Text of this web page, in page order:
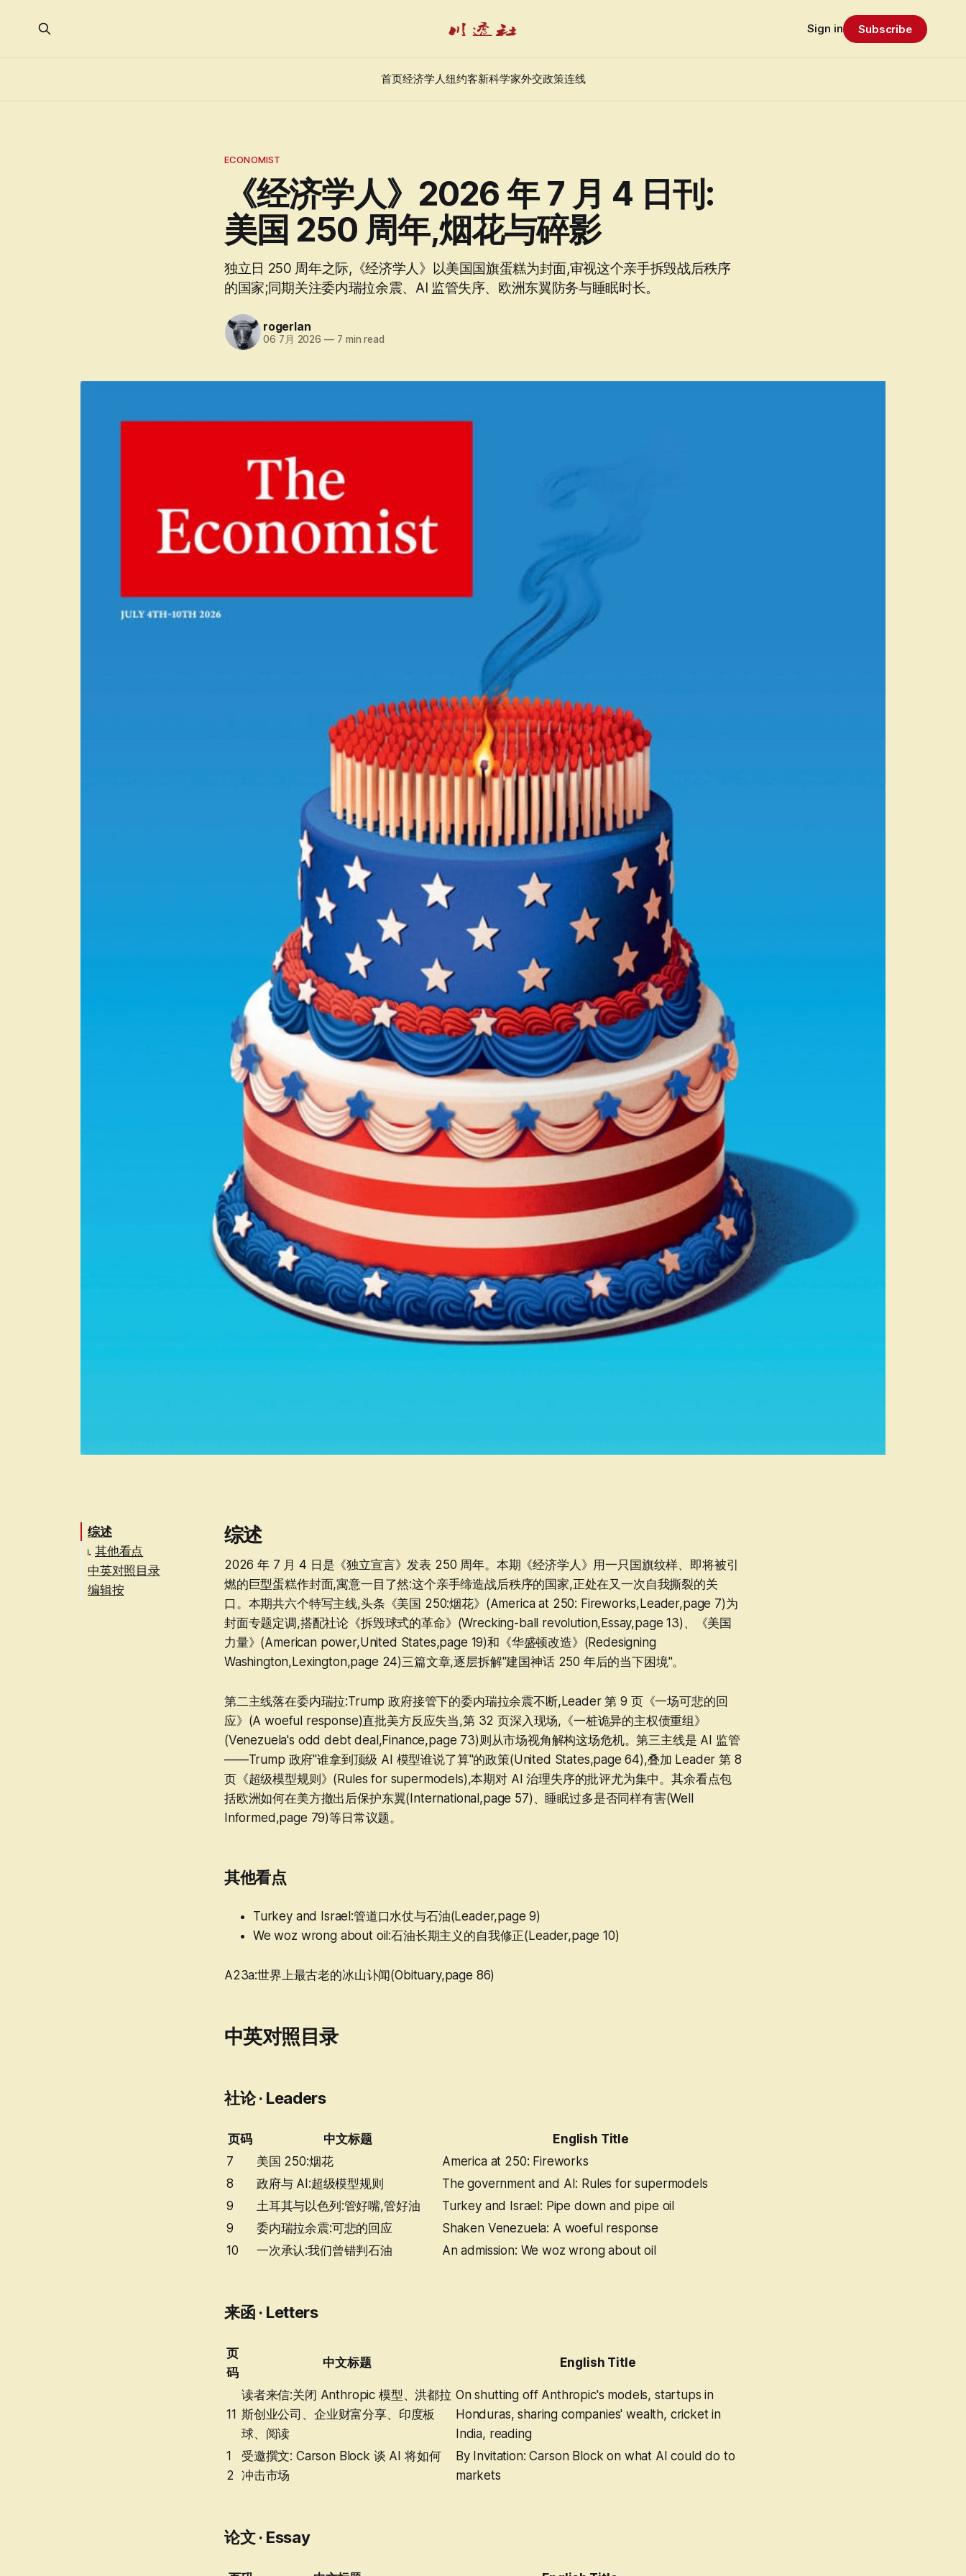
首页经济学人纽约客新科学家外交政策连线
Sign in Subscribe
ECONOMIST
《经济学人》2026 年 7 月 4 日刊:
美国 250 周年,烟花与碎影
独立日 250 周年之际,《经济学人》以美国国旗蛋糕为封面,审视这个亲手拆毁战后秩序
的国家;同期关注委内瑞拉余震、AI 监管失序、欧洲东翼防务与睡眠时长。
rogerlan
06 7月 2026 — 7 min read
综述
其他看点
中英对照目录
社论 · Leaders
编辑按
综述
2026 年 7 月 4 日是《独立宣言》发表 250 周年。本期《经济学人》用一只国旗纹样、即将被引
燃的巨型蛋糕作封面,寓意一目了然:这个亲手缔造战后秩序的国家,正处在又一次自我撕裂的关
口。本期共六个特写主线,头条《美国 250:烟花》(America at 250: Fireworks,Leader,page 7)为
封面专题定调,搭配社论《拆毁球式的革命》(Wrecking-ball revolution,Essay,page 13)、《美国
力量》(American power,United States,page 19)和《华盛顿改造》(Redesigning
Washington,Lexington,page 24)三篇文章,逐层拆解"建国神话 250 年后的当下困境"。
第二主线落在委内瑞拉:Trump 政府接管下的委内瑞拉余震不断,Leader 第 9 页《一场可悲的回
应》(A woeful response)直批美方反应失当,第 32 页深入现场,《一桩诡异的主权债重组》
(Venezuela's odd debt deal,Finance,page 73)则从市场视角解构这场危机。第三主线是 AI 监管
——Trump 政府"谁拿到顶级 AI 模型谁说了算"的政策(United States,page 64),叠加 Leader 第 8
页《超级模型规则》(Rules for supermodels),本期对 AI 治理失序的批评尤为集中。其余看点包
括欧洲如何在美方撤出后保护东翼(International,page 57)、睡眠过多是否同样有害(Well
Informed,page 79)等日常议题。
其他看点
Turkey and Israel:管道口水仗与石油(Leader,page 9)
We woz wrong about oil:石油长期主义的自我修正(Leader,page 10)
A23a:世界上最古老的冰山讣闻(Obituary,page 86)
中英对照目录
社论 · Leaders
页码 中文标题
English Title
7
美国 250:烟花
America at 250: Fireworks
8
政府与 AI:超级模型规则
The government and AI: Rules for supermodels
9
土耳其与以色列:管好嘴,管好油
Turkey and Israel: Pipe down and pipe oil
9
委内瑞拉余震:可悲的回应
Shaken Venezuela: A woeful response
10
一次承认:我们曾错判石油 An admission: We woz wrong about oil
来函 · Letters
页
码
中文标题 English Title
11
读者来信:关闭 Anthropic 模型、洪都拉
斯创业公司、企业财富分享、印度板
球、阅读
On shutting off Anthropic's models, startups in
Honduras, sharing companies' wealth, cricket in
India, reading
1
2
受邀撰文: Carson Block 谈 AI 将如何
冲击市场
By Invitation: Carson Block on what AI could do to
markets
论文 · Essay